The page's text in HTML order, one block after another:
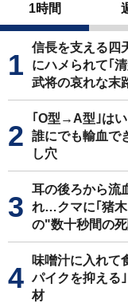
1時間
信長を支える四
にハメられて｢
武将の哀れな末
｢O型→A型｣は
誰にでも輸血で
し穴
耳の後ろから流
れ…クマに｢猪
の"数十秒間の
味噌汁に入れて
パイクを抑える
材